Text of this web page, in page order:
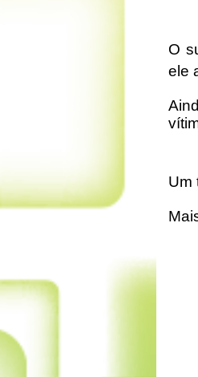
O
ele
Um